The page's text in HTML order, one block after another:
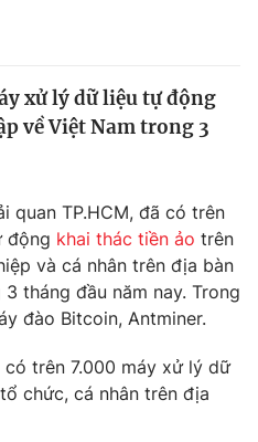
xử lý dữ liệu tự động
về Việt Nam trong 3
quan TP.HCM, đã có trên
động khai thác tiền ảo trên
và cá nhân trên địa bàn
tháng đầu năm nay. Trong
đào Bitcoin, Antminer.
trên 7.000 máy xử lý dữ
chức, cá nhân trên địa